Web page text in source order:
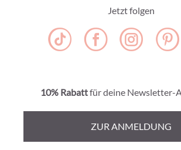
Jetzt folgen
10% Rabattfür deine Newsletter-
ZUR ANMELDUNG